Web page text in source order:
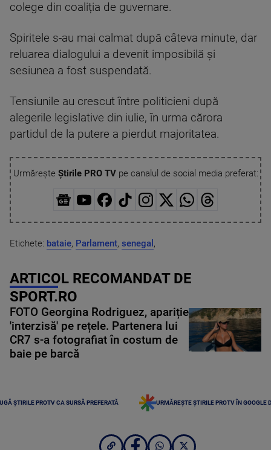
colege din coaliția de guvernare.
Spiritele s-au mai calmat după câteva minute, dar
reluarea dialogului a devenit imposibilă și
sesiunea a fost suspendată.
Tensiunile au crescut între politicieni după
alegerile legislative din iulie, în urma cărora
partidul de la putere a pierdut majoritatea.
Urmărește Știrile PRO TVpe canalul de social media preferat:
Etichete: bataie, Parlament, senegal ,
ARTICOL RECOMANDAT DE
SPORT.RO
FOTO Georgina Rodriguez, apariție
'interzisă' pe rețele. Partenera lui
CR7 s-a fotografiat în costum de
baie pe barcă
ȘTIRILE PROTV CA SURSĂ PREFERATĂ URMĂREȘTE ȘTIRILE PROTV ÎN GOOGLE